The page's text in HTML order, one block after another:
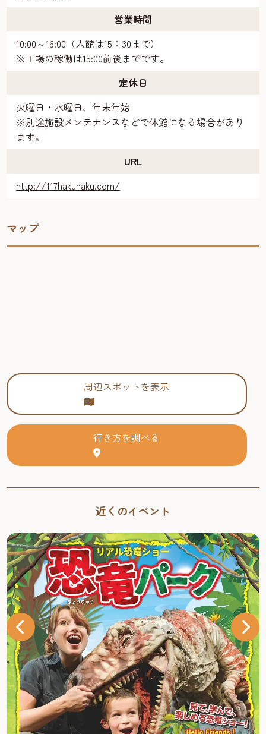
営業時間
10:00～16:00（入館は15：30まで）
※工場の稼働は15:00前後までです。
定休日
火曜日・水曜日、年末年始
※別途施設メンテナンスなどで休館になる場合があり
ます。
URL
http://117hakuhaku.com/
マップ
周辺スポットを表示
行き方を調べる
近くのイベント